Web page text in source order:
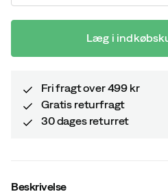
Læg i
Fri fragt over 499 kr
Gratis returfragt
30 dages returret
Beskrivelse